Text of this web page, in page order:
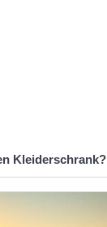
Kleiderschrank?